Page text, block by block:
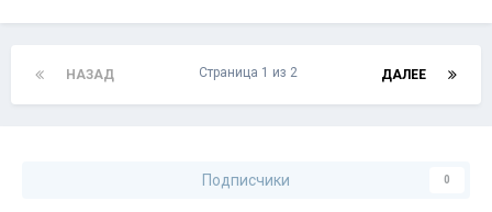
НАЗАД ДАЛЕЕ
Страница 1 из 2
Подписчики 0